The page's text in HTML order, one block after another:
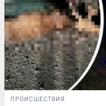
ПРОИСШЕСТВИЯ